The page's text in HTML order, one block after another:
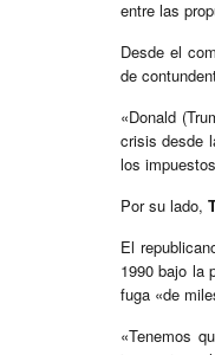
entre las
Desde el
de
«Donald
crisis desde
los
Por su lado,
El
1990 bajo la
fuga «de
«Tenemos